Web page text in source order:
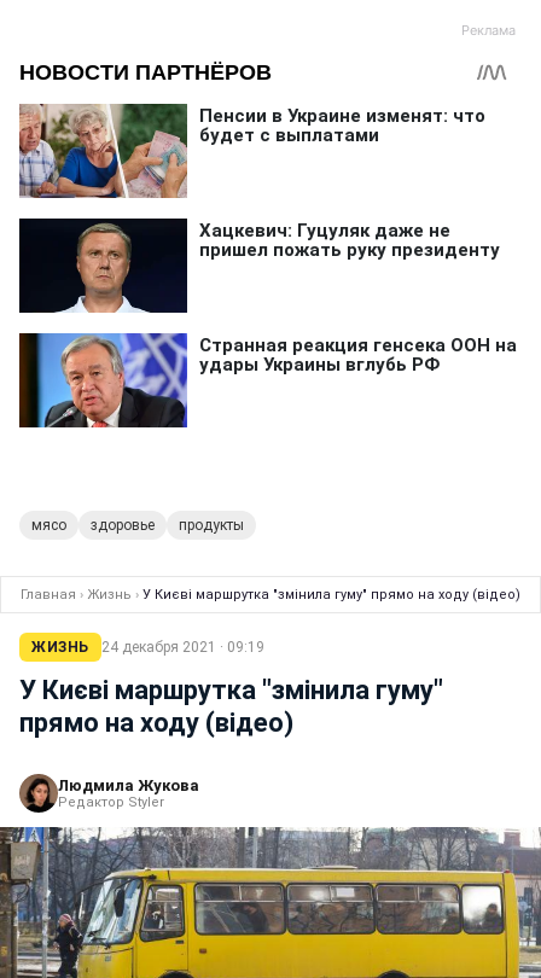
мясо здоровье продукты
Главная › Жизнь › У Києві маршрутка "змінила гуму" прямо на ходу (відео)
ЖИЗНЬ 24 декабря 2021 · 09:19
У Києві маршрутка "змінила гуму"
прямо на ходу (відео)
Людмила Жукова
Редактор Styler